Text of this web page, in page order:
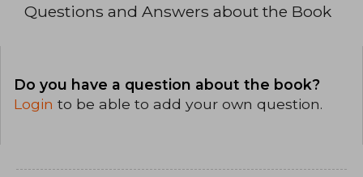
Questions and Answers about the Book
Do you have a question about the book?
Login to be able to add your own question.